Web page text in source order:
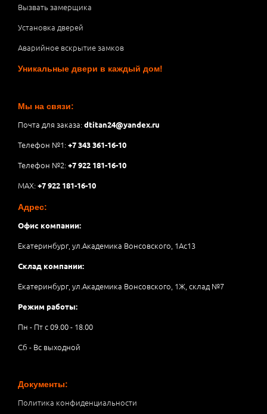
Вызвать замерщика
Установка дверей
Аварийное вскрытие замков
Уникальные двери в каждый дом!
Мы на связи:
Почта для заказа:dtitan24@yandex.ru
Телефон №1:+7 343 361-16-10
Телефон №2:+7 922 181-16-10
MAX:+7 922 181-16-10
Адрес:
Офис компании:
Екатеринбург, ул.Академика Вонсовского, 1Аc13
Склад компании:
Екатеринбург, ул.Академика Вонсовского, 1Ж, склад №7
Режим работы:
Пн - Пт с 09.00 - 18.00
Сб - Вс выходной
Документы:
Политика конфиденциальности